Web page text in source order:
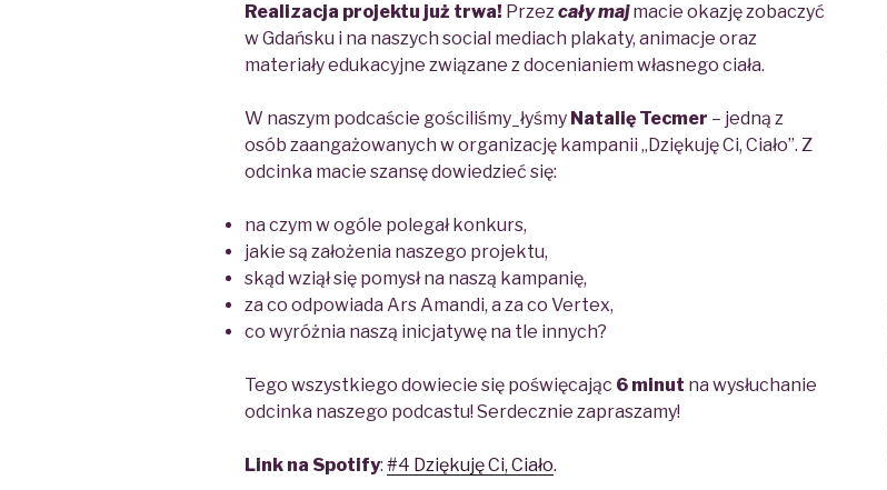
Realizacja projektu już trwa! Przezcały majmacie okazję zobaczyć
w Gdańsku i na naszych social mediach plakaty, animacje oraz
materiały edukacyjne związane z docenianiem własnego ciała.
W naszym podcaście gościliśmy_łyśmy Natalię Tecmer – jedną z
osób zaangażowanych w organizację kampanii „Dziękuję Ci, Ciało”. Z
odcinka macie szansę dowiedzieć się:
na czym w ogóle polegał konkurs,
jakie są założenia naszego projektu,
skąd wziął się pomysł na naszą kampanię,
za co odpowiada Ars Amandi, a za co Vertex,
co wyróżnia naszą inicjatywę na tle innych?
Tego wszystkiego dowiecie się poświęcając 6 minut na wysłuchanie
odcinka naszego podcastu! Serdecznie zapraszamy!
Link na Spotify: #4 Dziękuję Ci, Ciało.